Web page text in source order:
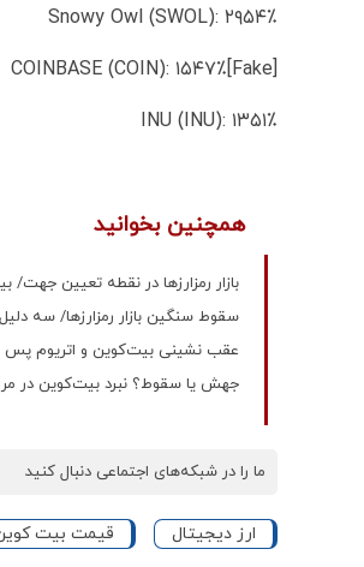
Snowy Owl (SWOL): ۲۹۵۴٪
[Fake]COINBASE (COIN): ۱۵۴۷٪
INU (INU): ۱۳۵۱٪
همچنین بخوانید
بازار رمزارزها در نقطه تعیین جهت/ بیت‌کوین روی مرز
سقوط سنگین بازار رمزارزها/ سه
عقب‌ نشینی بیت‌کوین و اتریوم پس از
جهش یا سقوط؟ نبرد بیت‌کوین در مرز ۱۱۸ هزار دلار/ تتر در کنار دلار
ما را در شبکه‌های اجتماعی دنبال کنید
ارز دیجیتال قیمت بیت